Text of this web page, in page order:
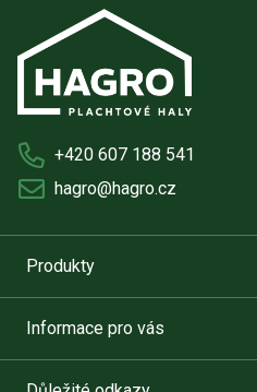
+420 607 188 541
hagro@hagro.cz
Produkty
Informace pro vás